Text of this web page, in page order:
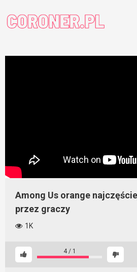
content
Among Us orange
przez graczy
1K
4/ 1